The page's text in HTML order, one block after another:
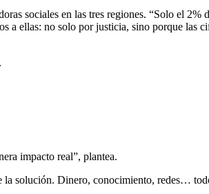
sociales en las tres regiones. “Solo el 2%
a ellas: no solo por justicia, sino porque las
impacto real”, plantea.
solución. Dinero, conocimiento, redes…